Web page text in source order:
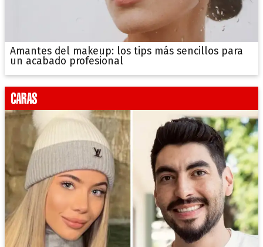
Amantes del makeup: los tips más sencillos para
un acabado profesional